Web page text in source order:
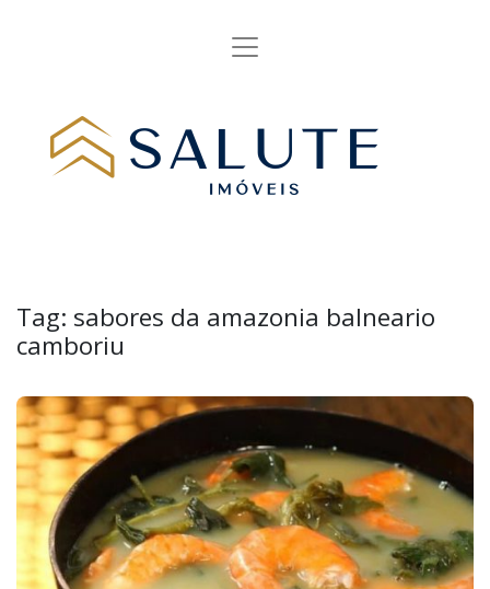
Tag: sabores da amazonia balneario
camboriu